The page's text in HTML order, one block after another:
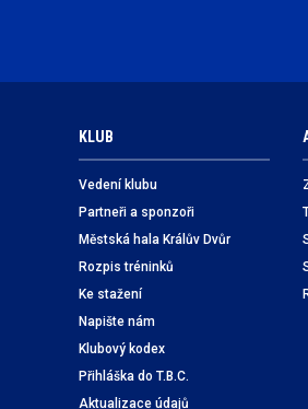
KLUB
Vedení klubu
Partneři a sponzoři
Městská hala Králův Dvůr
Rozpis tréninků
Ke stažení
Napište nám
Klubový kodex
Přihláška do T.B.C.
Aktualizace údajů